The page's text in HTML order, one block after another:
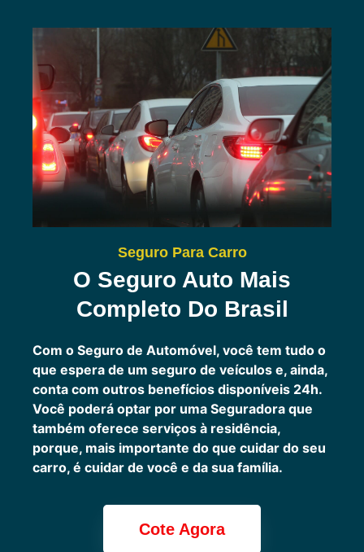
Seguro Para Carro
O Seguro Auto Mais
Completo Do Brasil
Com o Seguro de Automóvel, você tem tudo o
que espera de um seguro de veículos e, ainda,
conta com outros benefícios disponíveis 24h.
Você poderá optar por uma Seguradora que
também oferece serviços à residência,
porque, mais importante do que cuidar do seu
carro, é cuidar de você e da sua família.
Cote Agora